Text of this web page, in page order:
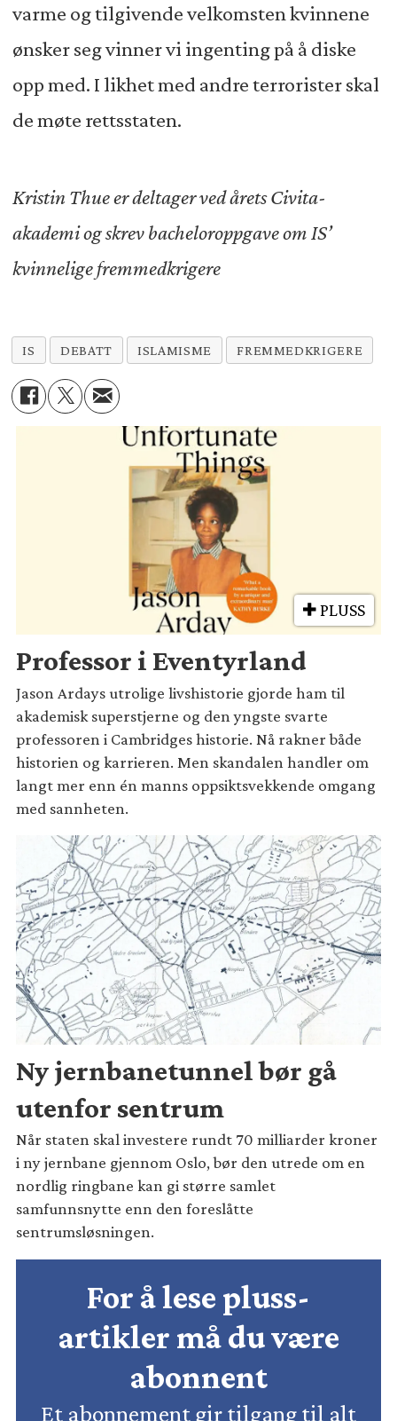
varme og tilgivende velkomsten kvinnene
ønsker seg vinner vi ingenting på å diske
opp med. I likhet med andre terrorister skal
de møte rettsstaten.
Kristin Thue er deltager ved årets Civita-
akademi og skrev bacheloroppgave om IS’
kvinnelige fremmedkrigere
IS DEBATT ISLAMISME FREMMEDKRIGERE
PLUSS
Professor i Eventyrland
Jason Ardays utrolige livshistorie gjorde ham til
akademisk superstjerne og den yngste svarte
professoren i Cambridges historie. Nå rakner både
historien og karrieren. Men skandalen handler om
langt mer enn én manns oppsiktsvekkende omgang
med sannheten.
Ny jernbanetunnel bør gå
utenfor sentrum
Når staten skal investere rundt 70 milliarder kroner
i ny jernbane gjennom Oslo, bør den utrede om en
nordlig ringbane kan gi større samlet
samfunnsnytte enn den foreslåtte
sentrumsløsningen.
For å lese pluss-
artikler må du være
abonnent
Et abonnement gir tilgang til alt